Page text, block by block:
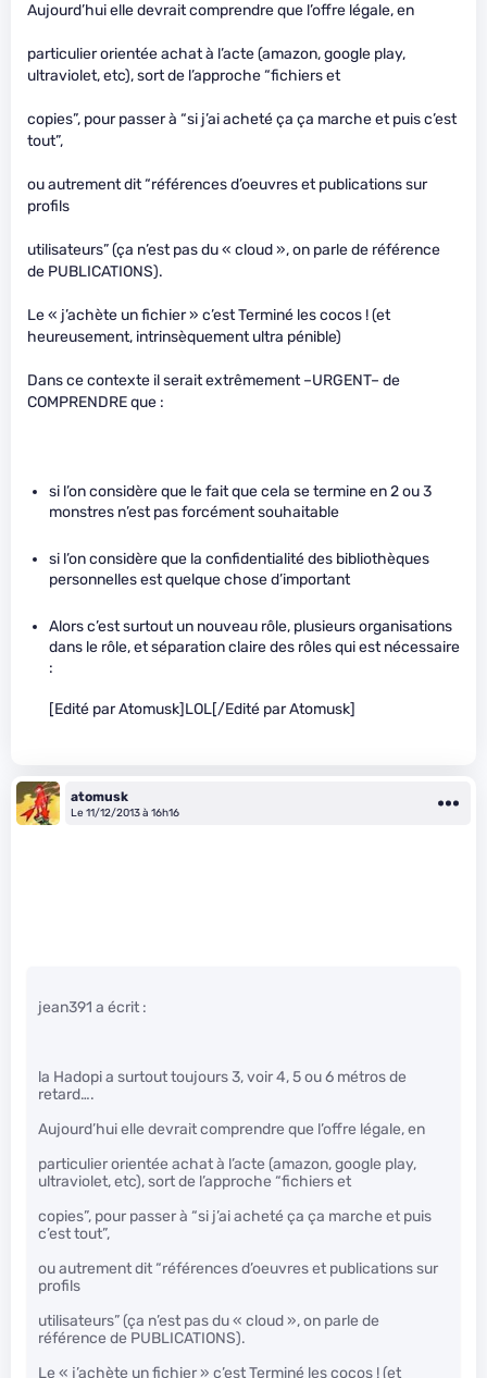
Aujourd’hui elle devrait comprendre que l’offre légale, en
particulier orientée achat à l’acte (amazon, google play,
ultraviolet, etc), sort de l’approche “fichiers et
copies”, pour passer à “si j’ai acheté ça ça marche et puis c’est
tout”,
ou autrement dit “références d’oeuvres et publications sur
profils
utilisateurs” (ça n’est pas du « cloud », on parle de référence
de PUBLICATIONS).
Le « j’achète un fichier » c’est Terminé les cocos ! (et
heureusement, intrinsèquement ultra pénible)
Dans ce contexte il serait extrêmement –URGENT– de
COMPRENDRE que :
si l’on considère que le fait que cela se termine en 2 ou 3
monstres n’est pas forcément souhaitable
si l’on considère que la confidentialité des bibliothèques
personnelles est quelque chose d’important
Alors c’est surtout un nouveau rôle, plusieurs organisations
dans le rôle, et séparation claire des rôles qui est nécessaire
:
[Edité par Atomusk]LOL[/Edité par Atomusk]
atomusk
Le 11/12/2013 à 16h16
jean391 a écrit :
la Hadopi a surtout toujours 3, voir 4, 5 ou 6 métros de
retard….
Aujourd’hui elle devrait comprendre que l’offre légale, en
particulier orientée achat à l’acte (amazon, google play,
ultraviolet, etc), sort de l’approche “fichiers et
copies”, pour passer à “si j’ai acheté ça ça marche et puis
c’est tout”,
ou autrement dit “références d’oeuvres et publications sur
profils
utilisateurs” (ça n’est pas du « cloud », on parle de
référence de PUBLICATIONS).
Le « j’achète un fichier » c’est Terminé les cocos ! (et